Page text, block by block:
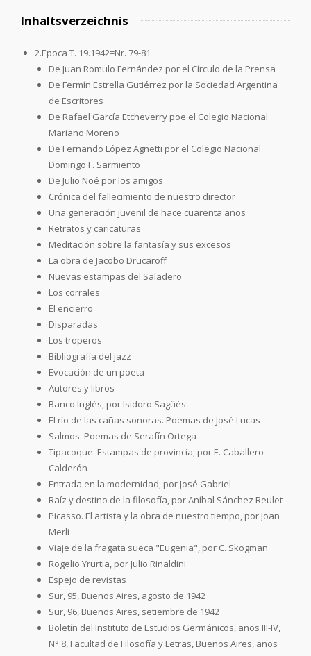
Inhaltsverzeichnis
2.Epoca T. 19.1942=Nr. 79-81
De Juan Romulo Fernández por el Círculo de la Prensa
De Fermín Estrella Gutiérrez por la Sociedad Argentina
de Escritores
De Rafael García Etcheverry poe el Colegio Nacional
Mariano Moreno
De Fernando López Agnetti por el Colegio Nacional
Domingo F. Sarmiento
De Julio Noé por los amigos
Crónica del fallecimiento de nuestro director
Una generación juvenil de hace cuarenta años
Retratos y caricaturas
Meditación sobre la fantasía y sus excesos
La obra de Jacobo Drucaroff
Nuevas estampas del Saladero
Los corrales
El encierro
Disparadas
Los troperos
Bibliografía del jazz
Evocación de un poeta
Autores y libros
Banco Inglés, por Isidoro Sagüés
El río de las cañas sonoras. Poemas de José Lucas
Salmos. Poemas de Serafín Ortega
Tipacoque. Estampas de provincia, por E. Caballero
Calderón
Entrada en la modernidad, por José Gabriel
Raíz y destino de la filosofía, por Aníbal Sánchez Reulet
Picasso. El artista y la obra de nuestro tiempo, por Joan
Merli
Viaje de la fragata sueca "Eugenia", por C. Skogman
Rogelio Yrurtia, por Julio Rinaldini
Espejo de revistas
Sur, 95, Buenos Aires, agosto de 1942
Sur, 96, Buenos Aires, setiembre de 1942
Boletín del Instituto de Estudios Germánicos, años III-IV,
N° 8, Facultad de Filosofía y Letras, Buenos Aires, años